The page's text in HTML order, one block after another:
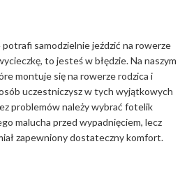
potrafi samodzielnie jeździć na rowerze
to jesteś w błędzie. Na naszym
montuje się na rowerze rodzica i
uczestniczysz w tych wyjątkowych
problemów należy wybrać fotelik
malucha przed wypadnięciem, lecz
zapewniony dostateczny komfort.